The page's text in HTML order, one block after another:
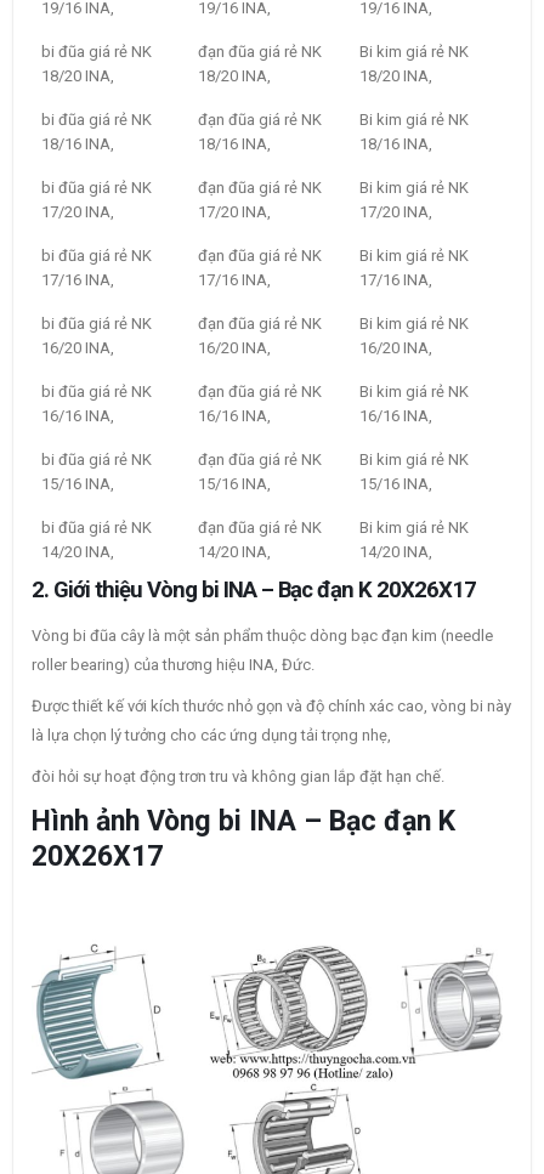
19/16 INA,
19/16 INA,
19/16 INA,
bi đũa giá rẻ NK
18/20 INA,
đạn đũa giá rẻ NK
18/20 INA,
Bi kim giá rẻ NK
18/20 INA,
bi đũa giá rẻ NK
18/16 INA,
đạn đũa giá rẻ NK
18/16 INA,
Bi kim giá rẻ NK
18/16 INA,
bi đũa giá rẻ NK
17/20 INA,
đạn đũa giá rẻ NK
17/20 INA,
Bi kim giá rẻ NK
17/20 INA,
bi đũa giá rẻ NK
17/16 INA,
đạn đũa giá rẻ NK
17/16 INA,
Bi kim giá rẻ NK
17/16 INA,
bi đũa giá rẻ NK
16/20 INA,
đạn đũa giá rẻ NK
16/20 INA,
Bi kim giá rẻ NK
16/20 INA,
bi đũa giá rẻ NK
16/16 INA,
đạn đũa giá rẻ NK
16/16 INA,
Bi kim giá rẻ NK
16/16 INA,
bi đũa giá rẻ NK
15/16 INA,
đạn đũa giá rẻ NK
15/16 INA,
Bi kim giá rẻ NK
15/16 INA,
bi đũa giá rẻ NK
14/20 INA,
đạn đũa giá rẻ NK
14/20 INA,
Bi kim giá rẻ NK
14/20 INA,
2. Giới thiệu Vòng bi INA – Bạc đạn K 20X26X17
Vòng bi đũa cây là một sản phẩm thuộc dòng bạc đạn kim (needle
roller bearing) của thương hiệu INA, Đức.
Được thiết kế với kích thước nhỏ gọn và độ chính xác cao, vòng bi này
là lựa chọn lý tưởng cho các ứng dụng tải trọng nhẹ,
đòi hỏi sự hoạt động trơn tru và không gian lắp đặt hạn chế.
Hình ảnh Vòng bi INA – Bạc đạn K
20X26X17